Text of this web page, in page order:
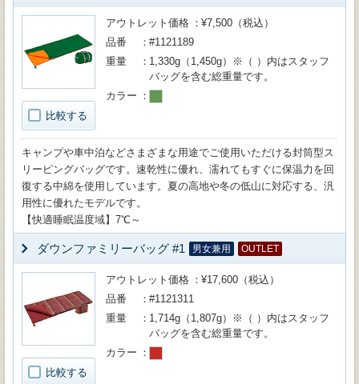
比較する
アウトレット価格
¥7,500（税込）
品番
#1121189
重量
1,330g（1,450g）※（ ）内はスタッフ
バッグを含む総重量です。
カラー
キャンプや車中泊などさまざまな用途でご使用いただける封筒型ス
リーピングバッグです。速乾性に優れ、濡れてもすぐに保温力を回
復する中綿を使用しています。夏の高地や冬の低山に対応する、汎
用性に優れたモデルです。
【快適睡眠温度域】7℃～
ダウンファミリーバッグ #1 男女兼用 OUTLET
比較する
アウトレット価格
¥17,600（税込）
品番
#1121311
重量
1,714g（1,807g）※（ ）内はスタッフ
バッグを含む総重量です。
カラー